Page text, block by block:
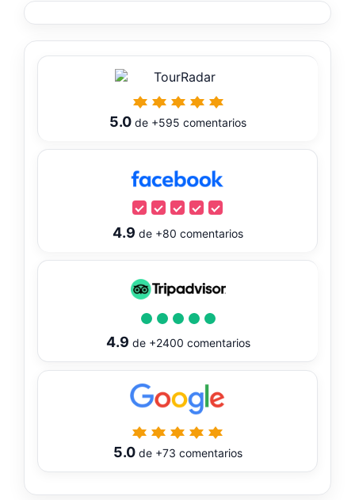
5.0 de +595 comentarios
4.9 de +80 comentarios
4.9 de +2400 comentarios
5.0de +73 comentarios